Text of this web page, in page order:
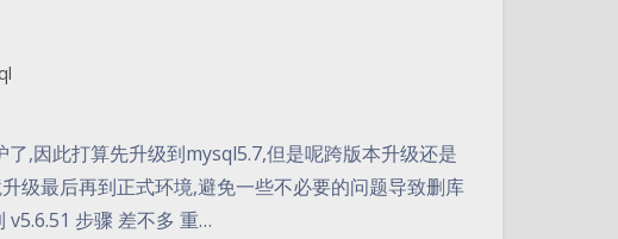
,因此打算先升级到mysql5.7,但是呢跨版本升级还是
级最后再到正式环境,避免一些不必要的问题导致删库
v5.6.51 步骤 差不多 重…